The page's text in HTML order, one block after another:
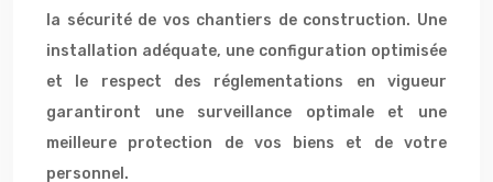
la sécurité de vos chantiers de construction. Une
installation adéquate, une configuration optimisée
et le respect des réglementations en vigueur
garantiront une surveillance optimale et une
meilleure protection de vos biens et de votre
personnel.